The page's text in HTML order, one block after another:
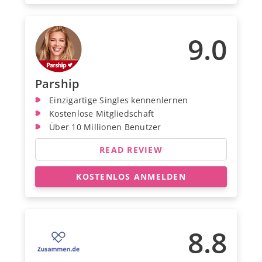
9.0
Parship
Einzigartige Singles kennenlernen
Kostenlose Mitgliedschaft
Über 10 Millionen Benutzer
READ REVIEW
KOSTENLOS ANMELDEN
8.8